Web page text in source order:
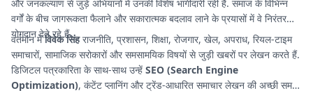
और जनकल्याण से जुड़े अभियानों में उनकी विशेष भागीदारी रही है. समाज के विभिन्न
वर्गों के बीच जागरूकता फैलाने और सकारात्मक बदलाव लाने के प्रयासों में वे निरंतर
योगदान देते रहे हैं.
वर्तमान मेंविवेक सिंहराजनीति, प्रशासन, शिक्षा, रोजगार, खेल, अपराध, रियल-टाइम
समाचारों, सामाजिक सरोकारों और समसामयिक विषयों से जुड़ी खबरों पर लेखन करते हैं.
डिजिटल पत्रकारिता के साथ-साथ उन्हें SEO (Search Engine
Optimization), कंटेंट प्लानिंग और ट्रेंड-आधारित समाचार लेखन की अच्छी समझ